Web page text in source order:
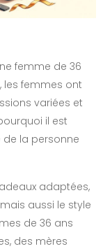
femme de 36
les femmes ont
variées et
il est
la personne
adaptées,
aussi le style
de 36 ans
des mères